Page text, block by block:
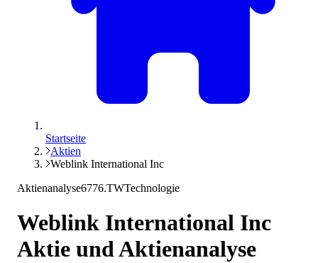
Startseite
Aktien
Weblink International Inc
Aktienanalyse6776.TWTechnologie
Weblink International Inc
Aktie und Aktienanalyse